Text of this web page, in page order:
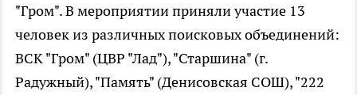
"Гром". В мероприятии приняли участие 13
человек из различных поисковых объединений:
ВСК "Гром" (ЦВР "Лад"), "Старшина" (г.
Радужный), "Память" (Денисовская СОШ), "222